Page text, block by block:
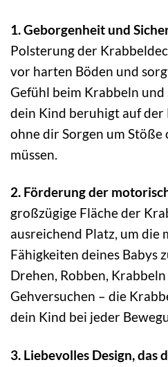
1. Geborgenheit und
Polsterung der
vor harten Böden und
Gefühl beim Krabbeln und
dein Kind beruhigt auf der
ohne dir Sorgen um Stöße
müssen.
2. Förderung der
großzügige Fläche der
ausreichend Platz, um die
Fähigkeiten deines Babys
Drehen, Robben,
Gehversuchen – die
dein Kind bei jeder
3. Liebevolles Design, das